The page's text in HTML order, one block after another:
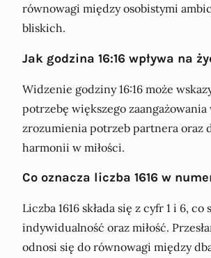
równowagi między osobistymi
bliskich.
Jak godzina 16:16 wpływa na
Widzenie godziny 16:16 może
potrzebę większego zaangażowania
zrozumienia potrzeb partnera oraz
harmonii w miłości.
Co oznacza liczba 1616 w
Liczba 1616 składa się z cyfr 1 i 6, co
indywidualność oraz miłość.
odnosi się do równowagi między